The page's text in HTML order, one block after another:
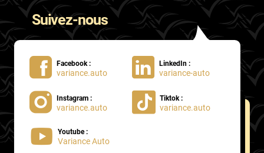
Suivez-nous
Facebook :
variance.auto
LinkedIn :
variance-auto
Instagram :
variance.auto
Tiktok :
variance.auto
Youtube :
Variance Auto